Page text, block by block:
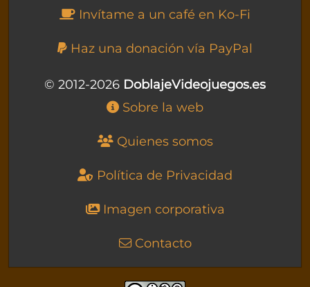
Invítame a un café en Ko-Fi
Haz una donación vía PayPal
© 2012-2026 DoblajeVideojuegos.es
Sobre la web
Quienes somos
Política de Privacidad
Imagen corporativa
Contacto